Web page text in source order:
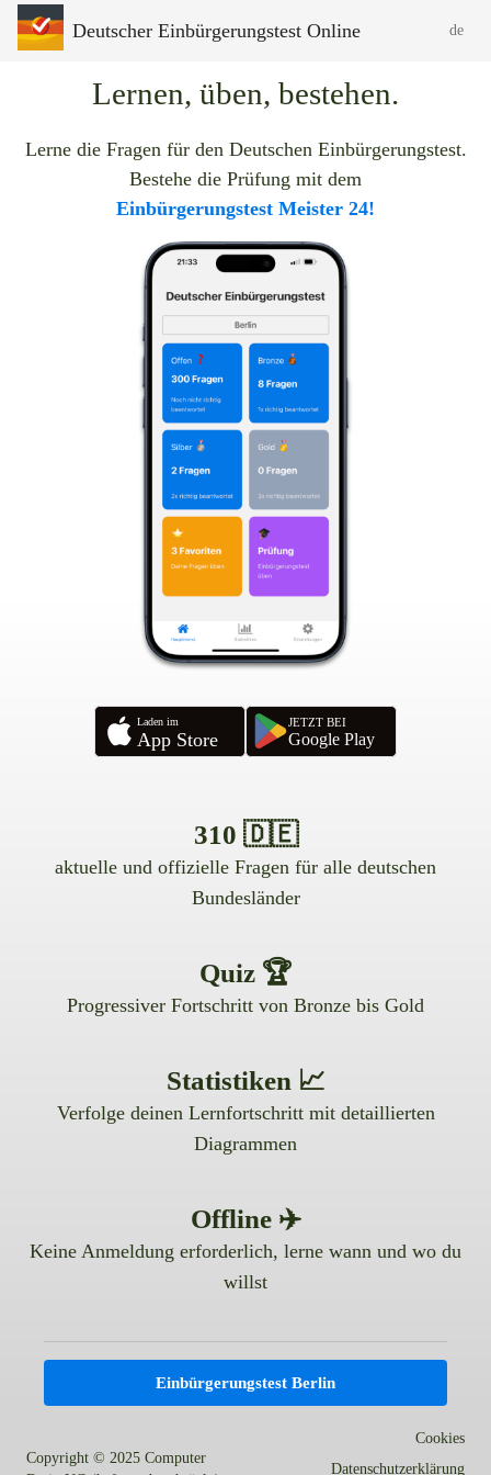
Deutscher Einbürgerungstest Online de
Lernen, üben, bestehen.
Lerne die Fragen für den Deutschen Einbürgerungstest.
Bestehe die Prüfung mit dem
Einbürgerungstest Meister 24!
Laden im
App Store
JETZT BEI
Google Play
310 🇩🇪
aktuelle und offizielle Fragen für alle deutschen
Bundesländer
Quiz 🏆
Progressiver Fortschritt von Bronze bis Gold
Statistiken 📈
Verfolge deinen Lernfortschritt mit detaillierten
Diagrammen
Offline ✈️
Keine Anmeldung erforderlich, lerne wann und wo du
willst
Einbürgerungstest Berlin
Copyright © 2025 Computer
Cookies
Datenschutzerklärung